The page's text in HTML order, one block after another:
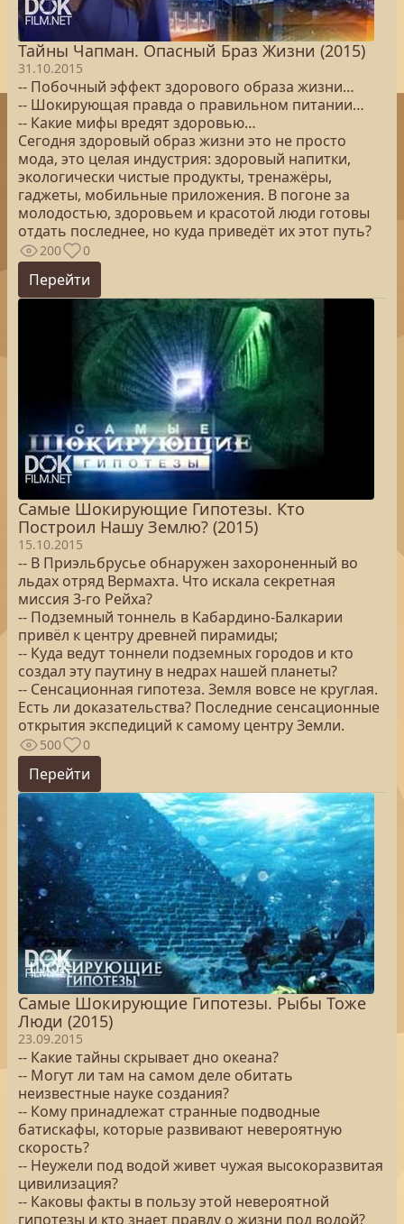
Тайны Чапман. Опасный Браз Жизни (2015)
31.10.2015
-- Побочный эффект здорового образа жизни…
-- Шокирующая правда о правильном питании…
-- Какие мифы вредят здоровью…
Сегодня здоровый образ жизни это не просто
мода, это целая индустрия: здоровый напитки,
экологически чистые продукты, тренажёры,
гаджеты, мобильные приложения. В погоне за
молодостью, здоровьем и красотой люди готовы
отдать последнее, но куда приведёт их этот путь?
200 0
Перейти
Самые Шокирующие Гипотезы. Кто
Построил Нашу Землю? (2015)
15.10.2015
-- В Приэльбрусье обнаружен захороненный во
льдах отряд Вермахта. Что искала секретная
миссия 3-го Рейха?
-- Подземный тоннель в Кабардино-Балкарии
привёл к центру древней пирамиды;
-- Куда ведут тоннели подземных городов и кто
создал эту паутину в недрах нашей планеты?
-- Сенсационная гипотеза. Земля вовсе не круглая.
Есть ли доказательства? Последние сенсационные
открытия экспедиций к самому центру Земли.
500 0
Перейти
Самые Шокирующие Гипотезы. Рыбы Тоже
Люди (2015)
23.09.2015
-- Какие тайны скрывает дно океана?
-- Могут ли там на самом деле обитать
неизвестные науке создания?
-- Кому принадлежат странные подводные
батискафы, которые развивают невероятную
скорость?
-- Неужели под водой живет чужая высокоразвитая
цивилизация?
-- Каковы факты в пользу этой невероятной
гипотезы и кто знает правду о жизни под водой?